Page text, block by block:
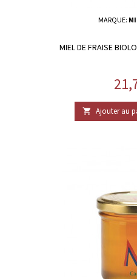
MARQUE:
MIEL DE FRAISE
Prix
 Ajouter au